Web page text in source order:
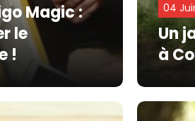
Magic :
le
!
04
Un
à